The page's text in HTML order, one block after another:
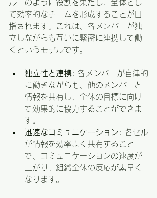
ル」のように役割を果たし、全体とし
て効率的なチームを形成することが目
指されます。これは、各メンバーが独
立しながらも互いに緊密に連携して働
くというモデルです。
独立性と連携: 各メンバーが自律的
に働きながらも、他のメンバーと
情報を共有し、全体の目標に向け
て効果的に協力することができま
す。
迅速なコミュニケーション: 各セル
が情報を効率よく共有すること
で、コミュニケーションの速度が
上がり、組織全体の反応が素早く
なります。